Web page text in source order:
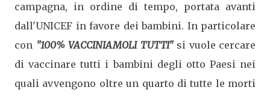
campagna, in ordine di tempo, portata avanti
dall'UNICEF in favore dei bambini. In particolare
con "100% VACCINIAMOLI TUTTI"si vuole cercare
di vaccinare tutti i bambini degli otto Paesi nei
quali avvengono oltre un quarto di tutte le morti